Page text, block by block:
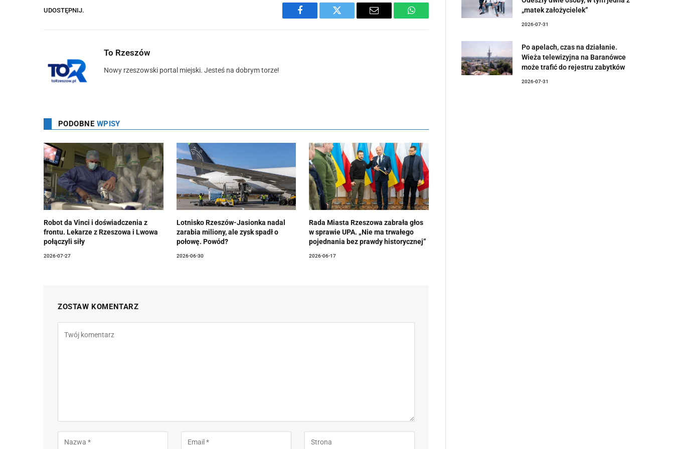
UDOSTĘPNIJ.
Facebook Twitter Email WhatsApp
To Rzeszów
Nowy rzeszowski portal miejski. Jesteś na dobrym torze!
PODOBNE WPISY
Robot da Vinci i doświadczenia z
frontu. Lekarze z Rzeszowa i Lwowa
połączyli siły
2026-07-27
Lotnisko Rzeszów-Jasionka nadal
zarabia miliony, ale zysk spadł o
połowę. Powód?
2026-06-30
Rada Miasta Rzeszowa zabrała głos
w sprawie UPA. „Nie ma trwałego
pojednania bez prawdy historycznej”
2026-06-17
ZOSTAW KOMENTARZ
„matek założycielek”
2026-07-31
Po apelach, czas na działanie.
Wieża telewizyjna na Baranówce
może trafić do rejestru zabytków
2026-07-31